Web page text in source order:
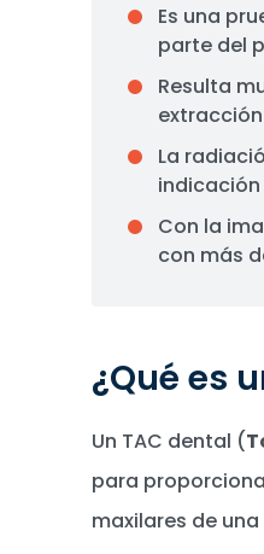
Es una
parte del
Resulta
La
Con la
con más
¿Qué es
Un TAC dental (
para
maxilares de